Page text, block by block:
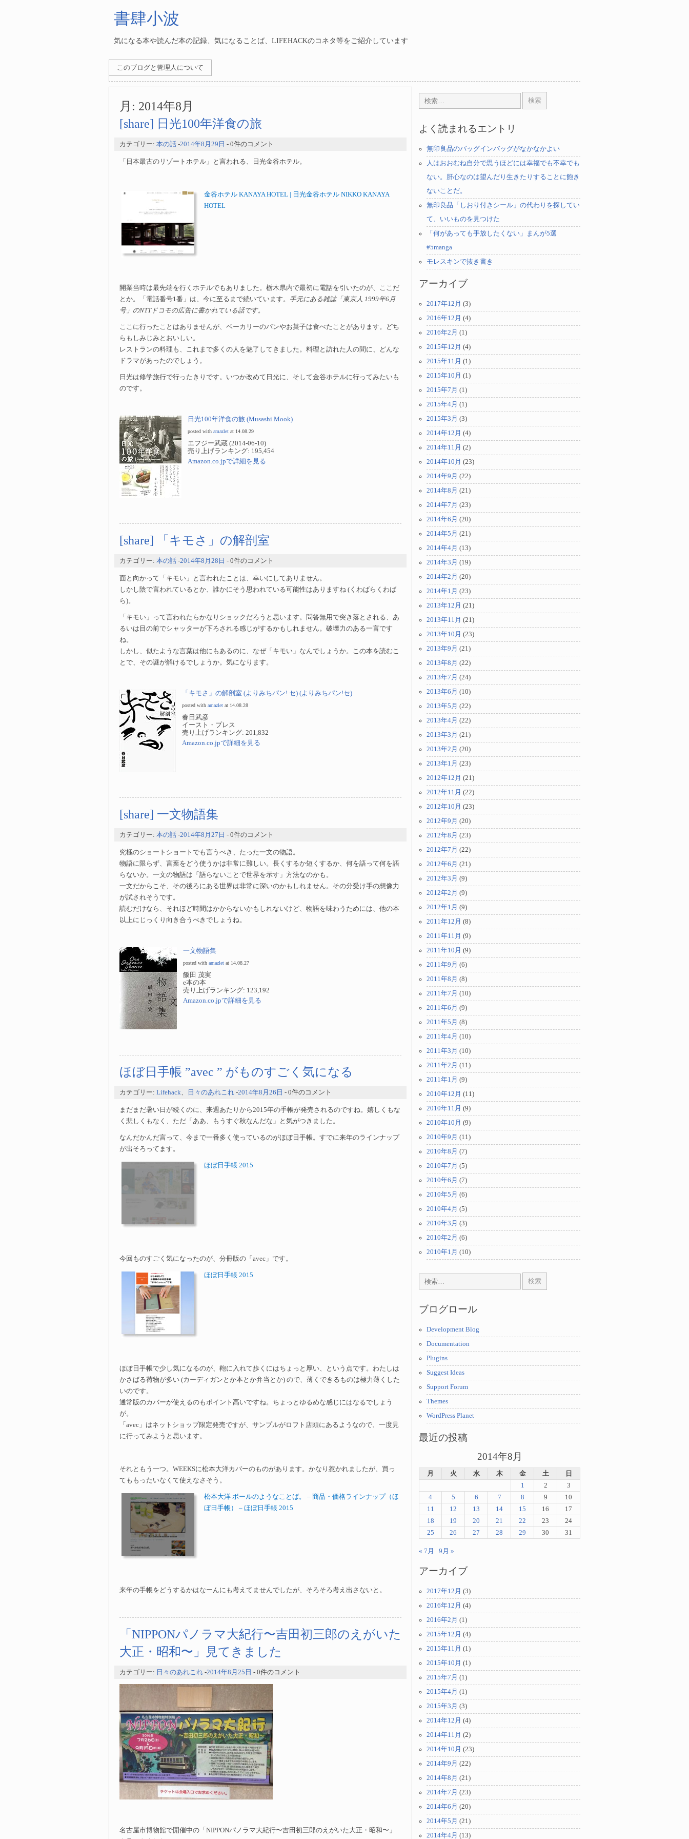
書肆小波
気になる本や読んだ本の記録、気になることば、LIFEHACKのコネタ等をご紹介しています
このブログと管理人について
月: 2014年8月
[share] 日光100年洋食の旅
カテゴリー: 本の話 -2014年8月29日 - 0件のコメント
「日本最古のリゾートホテル」と言われる、日光金谷ホテル。
金谷ホテル KANAYA HOTEL | 日光金谷ホテル NIKKO KANAYA
HOTEL
開業当時は最先端を行くホテルでもありました。栃木県内で最初に電話を引いたのが、ここだ
とか。「電話番号1番」は、今に至るまで続いています。 手元にある雑誌「東京人 1999年6月
号」のNTTドコモの広告に書かれている話です。
ここに行ったことはありませんが、ベーカリーのパンやお菓子は食べたことがあります。どち
らもしみじみとおいしい。
レストランの料理も、これまで多くの人を魅了してきました。料理と訪れた人の間に、どんな
ドラマがあったのでしょう。
日光は修学旅行で行ったきりです。いつか改めて日光に、そして金谷ホテルに行ってみたいも
のです。
日光100年洋食の旅 (Musashi Mook)
posted with amazlet at 14.08.29
エフジー武蔵 (2014-06-10)
売り上げランキング: 195,454
Amazon.co.jpで詳細を見る
[share] 「キモさ」の解剖室
カテゴリー: 本の話 -2014年8月28日 - 0件のコメント
面と向かって「キモい」と言われたことは、幸いにしてありません。
しかし陰で言われているとか、誰かにそう思われている可能性はありますね (くわばらくわば
ら)。
「キモい」って言われたらかなりショックだろうと思います。問答無用で突き落とされる、あ
るいは目の前でシャッターが下ろされる感じがするかもしれません。破壊力のある一言です
ね。
しかし、似たような言葉は他にもあるのに、なぜ「キモい」なんでしょうか。この本を読むこ
とで、その謎が解けるでしょうか。気になります。
「キモさ」の解剖室 (よりみちパン! セ) (よりみちパン!セ)
posted with amazlet at 14.08.28
春日武彦
イースト・プレス
売り上げランキング: 201,832
Amazon.co.jpで詳細を見る
[share] 一文物語集
カテゴリー: 本の話 -2014年8月27日 - 0件のコメント
究極のショートショートでも言うべき、たった一文の物語。
物語に限らず、言葉をどう使うかは非常に難しい。長くするか短くするか、何を語って何を語
らないか。一文の物語は「語らないことで世界を示す」方法なのかも。
一文だからこそ、その後ろにある世界は非常に深いのかもしれません。その分受け手の想像力
が試されそうです。
読むだけなら、それほど時間はかからないかもしれないけど、物語を味わうためには、他の本
以上にじっくり向き合うべきでしょうね。
一文物語集
posted with amazlet at 14.08.27
飯田 茂実
e本の本
売り上げランキング: 123,192
Amazon.co.jpで詳細を見る
ほぼ日手帳 ”avec ” がものすごく気になる
カテゴリー: Lifehack、 日々のあれこれ -2014年8月26日 - 0件のコメント
まだまだ暑い日が続くのに、来週あたりから2015年の手帳が発売されるのですね。嬉しくもな
く悲しくもなく、ただ「ああ、もうすぐ秋なんだな」と気がつきました。
なんだかんだ言って、今まで一番多く使っているのがほぼ日手帳。すでに来年のラインナップ
が出そろってます。
ほぼ日手帳 2015
今回ものすごく気になったのが、分冊版の「avec」です。
ほぼ日手帳 2015
ほぼ日手帳で少し気になるのが、鞄に入れて歩くにはちょっと厚い、という点です。わたしは
かさばる荷物が多い (カーディガンとか本とか弁当とか) ので、薄くできるものは極力薄くした
いのです。
通常版のカバーが使えるのもポイント高いですね。ちょっとゆるめな感じにはなるでしょう
が。
「avec」はネットショップ限定発売ですが、サンプルがロフト店頭にあるようなので、一度見
に行ってみようと思います。
それともう一つ。WEEKSに松本大洋カバーのものがあります。かなり惹かれましたが、買っ
てももったいなくて使えなさそう。
松本大洋 ボールのようなことば。 – 商品・価格ラインナップ（ほ
ぼ日手帳） – ほぼ日手帳 2015
来年の手帳をどうするかはなーんにも考えてませんでしたが、そろそろ考え出さないと。
「NIPPONパノラマ大紀行〜吉田初三郎のえがいた
大正・昭和〜」見てきました
カテゴリー: 日々のあれこれ -2014年8月25日 - 0件のコメント
名古屋市博物館で開催中の「NIPPONパノラマ大紀行〜吉田初三郎のえがいた大正・昭和〜」
よく読まれるエントリ
無印良品のバッグインバッグがなかなかよい
人はおおむね自分で思うほどには幸福でも不幸でも
ない。肝心なのは望んだり生きたりすることに飽き
ないことだ。
無印良品「しおり付きシール」の代わりを探してい
て、いいものを見つけた
「何があっても手放したくない」まんが5選
#5manga
モレスキンで抜き書き
アーカイブ
2017年12月 (3)
2016年12月 (4)
2016年2月 (1)
2015年12月 (4)
2015年11月 (1)
2015年10月 (1)
2015年7月 (1)
2015年4月 (1)
2015年3月 (3)
2014年12月 (4)
2014年11月 (2)
2014年10月 (23)
2014年9月 (22)
2014年8月 (21)
2014年7月 (23)
2014年6月 (20)
2014年5月 (21)
2014年4月 (13)
2014年3月 (19)
2014年2月 (20)
2014年1月 (23)
2013年12月 (21)
2013年11月 (21)
2013年10月 (23)
2013年9月 (21)
2013年8月 (22)
2013年7月 (24)
2013年6月 (10)
2013年5月 (22)
2013年4月 (22)
2013年3月 (21)
2013年2月 (20)
2013年1月 (23)
2012年12月 (21)
2012年11月 (22)
2012年10月 (23)
2012年9月 (20)
2012年8月 (23)
2012年7月 (22)
2012年6月 (21)
2012年3月 (9)
2012年2月 (9)
2012年1月 (9)
2011年12月 (8)
2011年11月 (9)
2011年10月 (9)
2011年9月 (6)
2011年8月 (8)
2011年7月 (10)
2011年6月 (9)
2011年5月 (8)
2011年4月 (10)
2011年3月 (10)
2011年2月 (11)
2011年1月 (9)
2010年12月 (11)
2010年11月 (9)
2010年10月 (9)
2010年9月 (11)
2010年8月 (7)
2010年7月 (5)
2010年6月 (7)
2010年5月 (6)
2010年4月 (5)
2010年3月 (3)
2010年2月 (6)
2010年1月 (10)
ブログロール
Development Blog
Documentation
Plugins
Suggest Ideas
Support Forum
Themes
WordPress Planet
最近の投稿
2014年8月
月 火 水 木 金 土
日
1
2
3
4
5 6 7 8 9
10
11
12 13 14 15 16
17
18
19 20 21 22 23
24
25
26 27 28 29 30 31
« 7月 9月 »
アーカイブ
2017年12月 (3)
2016年12月 (4)
2016年2月 (1)
2015年12月 (4)
2015年11月 (1)
2015年10月 (1)
2015年7月 (1)
2015年4月 (1)
2015年3月 (3)
2014年12月 (4)
2014年11月 (2)
2014年10月 (23)
2014年9月 (22)
2014年8月 (21)
2014年7月 (23)
2014年6月 (20)
2014年5月 (21)
2014年4月 (13)